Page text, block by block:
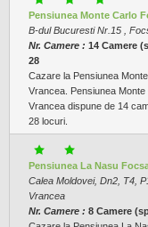
Pensiunea Monte Carlo
B-dul Bucuresti Nr.15 ,
Nr. Camere : 14 Camere
28
Cazare la Pensiunea
Vrancea. Pensiunea
Vrancea dispune de 14
28 locuri.
Pensiunea La Nasu
Calea Moldovei, Dn2, T4,
Vrancea
Nr. Camere : 8 Camere